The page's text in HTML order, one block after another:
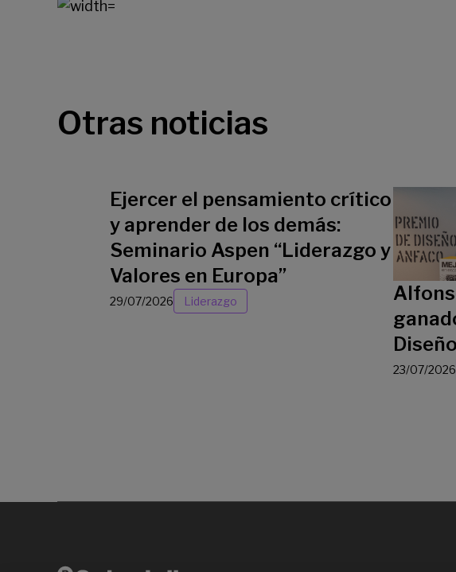
Otras noticias
Ejercer el pensamiento crítico
y aprender de los demás:
Seminario Aspen “Liderazgo y
Valores en Europa”
29/07/2026 Liderazgo
23/07/2026